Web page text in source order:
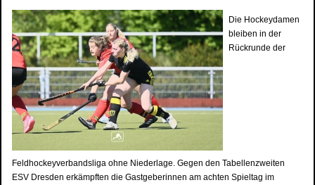
Die Hockeydamen
bleiben in der
Rückrunde der
Feldhockeyverbandsliga ohne Niederlage. Gegen den Tabellenzweiten
ESV Dresden erkämpften die Gastgeberinnen am achten Spieltag im